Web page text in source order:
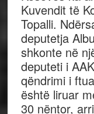
Kuvendit të
Topalli.
deputetja
shkonte në
deputeti i
qëndrimi i
është liruar
30 nëntor,